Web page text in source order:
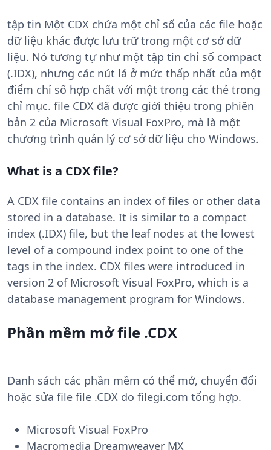
tập tin Một CDX chứa một chỉ số của các file hoặc
dữ liệu khác được lưu trữ trong một cơ sở dữ
liệu. Nó tương tự như một tập tin chỉ số compact
(.IDX), nhưng các nút lá ở mức thấp nhất của một
điểm chỉ số hợp chất với một trong các thẻ trong
chỉ mục. file CDX đã được giới thiệu trong phiên
bản 2 của Microsoft Visual FoxPro, mà là một
chương trình quản lý cơ sở dữ liệu cho Windows.
What is a CDX file?
A CDX file contains an index of files or other data
stored in a database. It is similar to a compact
index (.IDX) file, but the leaf nodes at the lowest
level of a compound index point to one of the
tags in the index. CDX files were introduced in
version 2 of Microsoft Visual FoxPro, which is a
database management program for Windows.
Phần mềm mở file .CDX
Danh sách các phần mềm có thể mở, chuyển đổi
hoặc sửa file file .CDX do filegi.com tổng hợp.
Microsoft Visual FoxPro
Macromedia Dreamweaver MX